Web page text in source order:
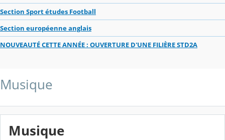
Section Sport études Football
Section européenne anglais
NOUVEAUTÉ CETTE ANNÉE : OUVERTURE D'UNE FILIÈRE STD2A
Musique
Musique